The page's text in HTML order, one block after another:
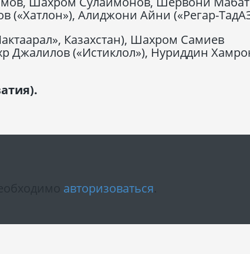
(«Хатлон»), Алиджони Айни («Регар-
Казахстан), Шахром Самиев
Джалилов («Истиклол»), Нуриддин
авторизоваться